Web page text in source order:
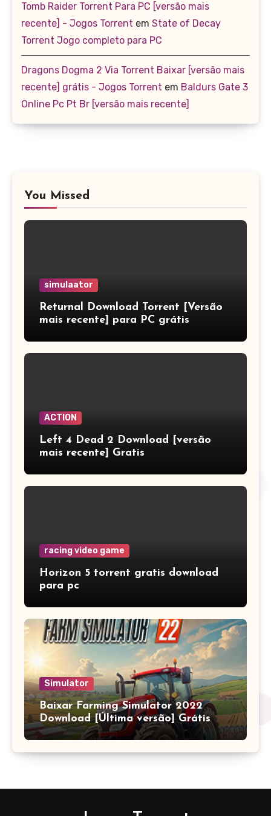
Tomb Raider Torrent Para PC [versão mais
recente] - Jogos Torrent em State of Decay
Torrent Jogo completo para PC
Dragons Dogma 2 Via Torrent Baixar [versão mais
recente] grátis - Jogos Torrent em Baldurs Gate 3
Online Pc Pt Br [versão mais recente]
You Missed
simulaator
Returnal Download Torrent [Versão
mais recente] para PC grátis
ACTION
Left 4 Dead 2 Download [versão
mais recente] Gratis
racing video game
Horizon 5 torrent gratis download
para pc
Simulator
Baixar Farming Simulator 2022
Download [Última versão] Grátis